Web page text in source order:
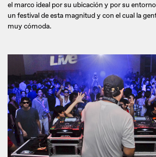
el marco ideal por su ubicación y por su
un festival de esta magnitud y con el cual la
muy cómoda.